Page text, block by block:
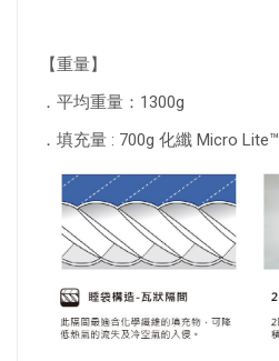
【重量】
．平均重量：1300g
．填充量 : 700g 化纖 Micro Lite™